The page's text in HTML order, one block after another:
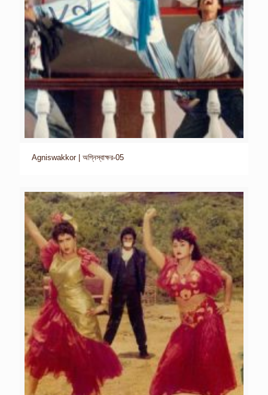
Agniswakkor | অগ্নিস্বাক্ষর-05